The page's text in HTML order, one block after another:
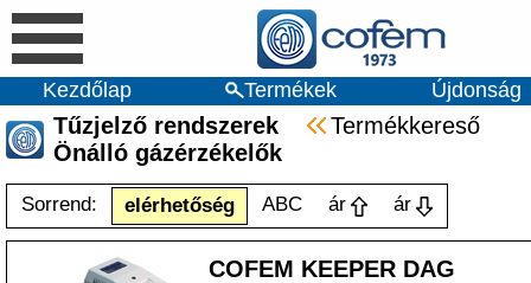
Kezdőlap Termékek Újdonság
Tűzjelző rendszerek
Termékkereső
Önálló gázérzékelők
Sorrend: elérhetőség ABC ár ár
COFEM KEEPER DAG